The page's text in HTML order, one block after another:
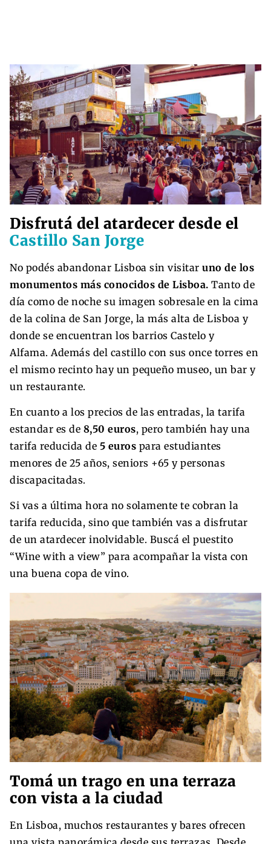
Disfrutá del atardecer desde el
Castillo San Jorge
No podés abandonar Lisboa sin visitar uno de los
monumentos más conocidos de Lisboa. Tanto de
día como de noche su imagen sobresale en la cima
de la colina de San Jorge, la más alta de Lisboa y
donde se encuentran los barrios Castelo y
Alfama. Además del castillo con sus once torres en
el mismo recinto hay un pequeño museo, un bar y
un restaurante.
En cuanto a los precios de las entradas, la tarifa
estandar es de 8,50 euros, pero también hay una
tarifa reducida de 5 euros para estudiantes
menores de 25 años, seniors +65 y personas
discapacitadas.
Si vas a última hora no solamente te cobran la
tarifa reducida, sino que también vas a disfrutar
de un atardecer inolvidable. Buscá el puestito
“Wine with a view” para acompañar la vista con
una buena copa de vino.
Tomá un trago en una terraza
con vista a la ciudad
En Lisboa, muchos restaurantes y bares ofrecen